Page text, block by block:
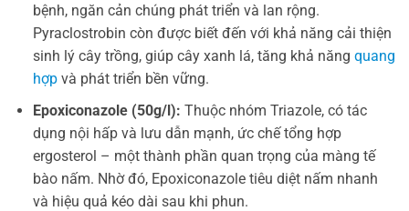
bệnh, ngăn cản chúng phát triển và lan rộng.
Pyraclostrobin còn được biết đến với khả năng cải thiện
sinh lý cây trồng, giúp cây xanh lá, tăng khả năng quang
hợp và phát triển bền vững.
Epoxiconazole (50g/l): Thuộc nhóm Triazole, có tác
dụng nội hấp và lưu dẫn mạnh, ức chế tổng hợp
ergosterol – một thành phần quan trọng của màng tế
bào nấm. Nhờ đó, Epoxiconazole tiêu diệt nấm nhanh
và hiệu quả kéo dài sau khi phun.